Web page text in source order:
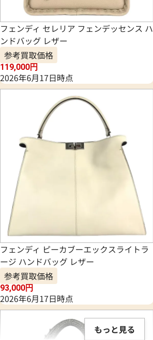
フェンディ セレリア フェンデッセンス ハ
ンドバッグ レザー
参考買取価格
119,000円
2026年6月17日時点
フェンディ ピーカブーエックスライトラ
ージ ハンドバッグ レザー
参考買取価格
93,000円
2026年6月17日時点
もっと見る